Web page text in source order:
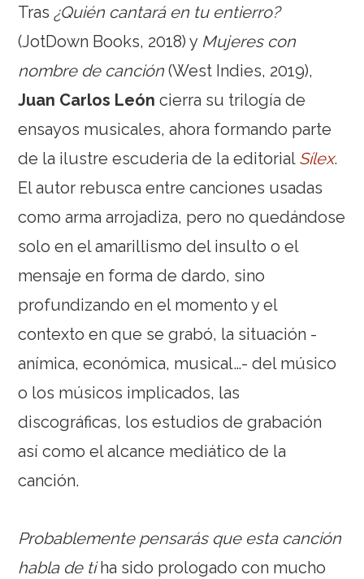
Tras ¿Quién cantará en tu entierro?
(JotDown Books, 2018) y Mujeres con
nombre de canción(West Indies, 2019),
Juan Carlos León cierra su trilogía de
ensayos musicales, ahora formando parte
de la ilustre escuderia de la editorial Sílex.
El autor rebusca entre canciones usadas
como arma arrojadiza, pero no quedándose
solo en el amarillismo del insulto o el
mensaje en forma de dardo, sino
profundizando en el momento y el
contexto en que se grabó, la situación -
anímica, económica, musical…- del músico
o los músicos implicados, las
discográficas, los estudios de grabación
así como el alcance mediático de la
canción.
Probablemente pensarás que esta canción
habla de tiha sido prologado con mucho